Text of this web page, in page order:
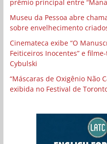
prêmio principal entre
Museu da Pessoa abre
sobre envelhecimento
Cinemateca exibe “O
Feiticeiros Inocentes” e
Cybulski
“Máscaras de Oxigênio Não
exibida no Festival de